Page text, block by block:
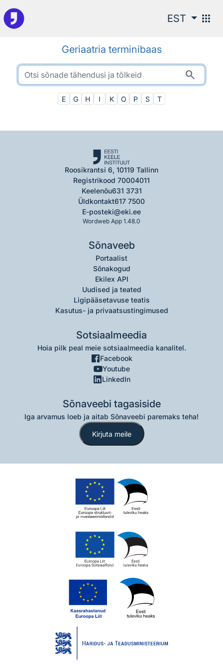
Otsingu juurde
EST apps
Geriaatria terminibaas
search
E G H I K O P S T
Roosikrantsi 6, 10119 Tallinn
Registrikood 70004011
Keelenõu631 3731
Üldkontakt617 7500
E-posteki@eki.ee
Wordweb App 1.48.0
Sõnaveeb
Portaalist
Sõnakogud
Ekilex API
Uudised ja teated
Ligipääsetavuse teatis
Kasutus- ja privaatsustingimused
Sotsiaalmeedia
Hoia pilk peal meie sotsiaalmeedia kanalitel.
Facebook
Youtube
LinkedIn
Sõnaveebi tagasiside
Iga arvamus loeb ja aitab Sõnaveebi paremaks teha!
Kirjuta meile